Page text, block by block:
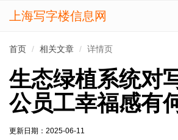
上海写字楼信息网
首页 相关文章 详情页
生态绿植系统对
公员工幸福感有
更新日期： 2025-06-11